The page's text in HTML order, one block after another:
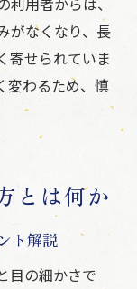
がなくなり、長
寄せられていま
変わるため、慎
とは何か
ト解説
目の細かさで